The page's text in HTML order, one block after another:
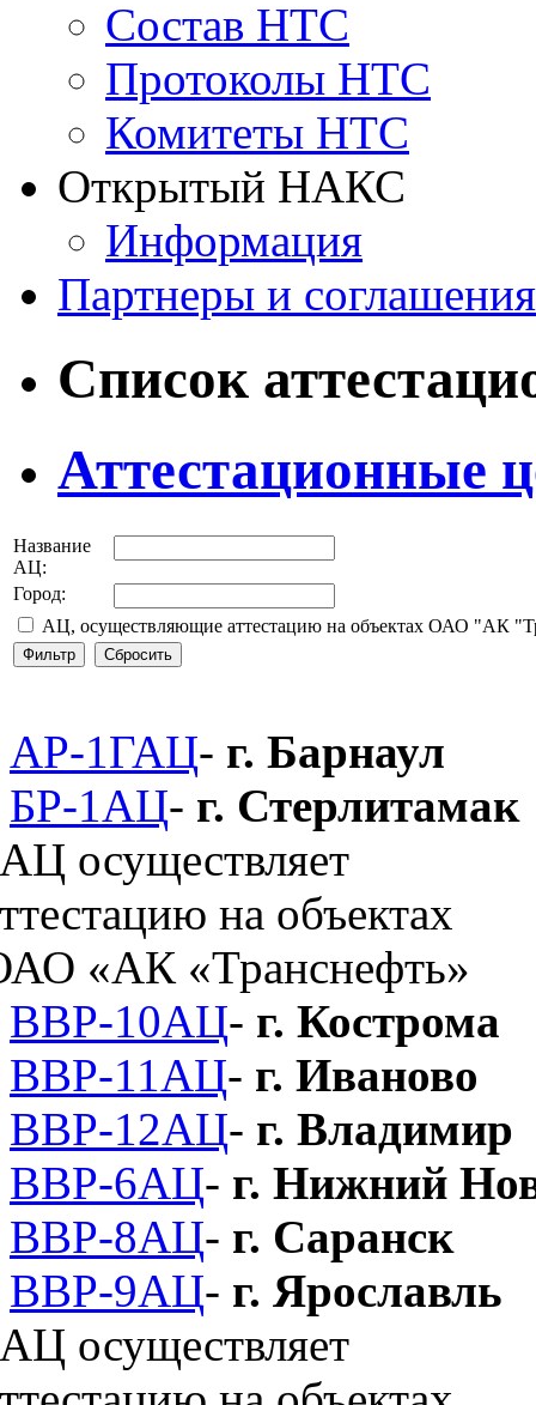
Состав НТС
Протоколы НТС
Комитеты НТС
Открытый НАКС
Информация
Партнеры и соглашения
Список
Аттестационные
Название
АЦ:
Город:
АЦ, осуществляющие аттестацию на объектах ОАО "АК
АР-1ГАЦ- г. Барнаул
БР-1АЦ- г. Стерлитамак
ВВР-10АЦ- г. Кострома
ВВР-11АЦ- г. Иваново
ВВР-12АЦ- г. Владимир
ВВР-6АЦ- г. Нижний
ВВР-8АЦ- г. Саранск
ВВР-9АЦ- г. Ярославль